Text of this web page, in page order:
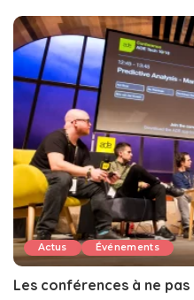
Actus Événements
Les conférences à ne pas